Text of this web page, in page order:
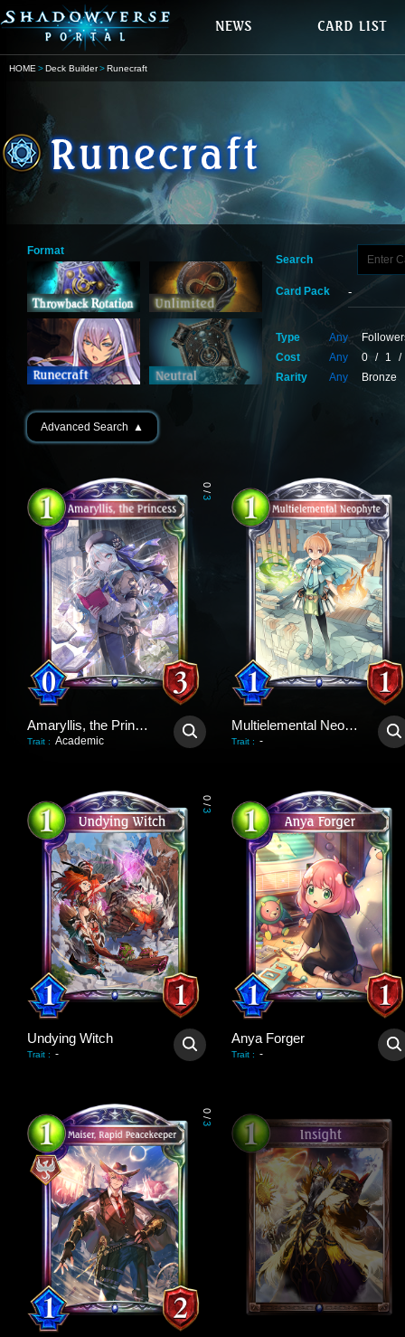
HOME Deck Builder Runecraft
Format
Search
Card Pack
Type Any
Cost
Any 0 / 1
/
Rarity
Any Bronze
Advanced Search ▲
0
/
3
Amaryllis, the Princess
Trait : Academic
Multielemental Neophyte
Trait : -
0
/
3
Undying Witch
Trait : -
Anya Forger
Trait : -
0
/
3